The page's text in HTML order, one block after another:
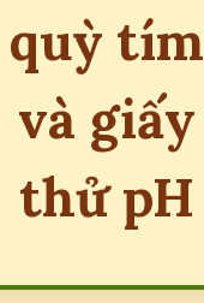
quỳ tím
và giấy
thử pH